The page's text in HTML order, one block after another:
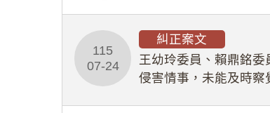
115
07-24
糾正案文
王幼玲委員、賴鼎銘
侵害情事，未能及時察